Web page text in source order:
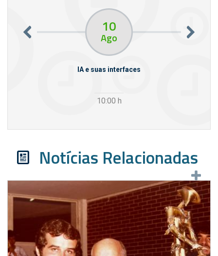
10
Ago
IA e suas interfaces
10:00 h
Notícias Relacionadas